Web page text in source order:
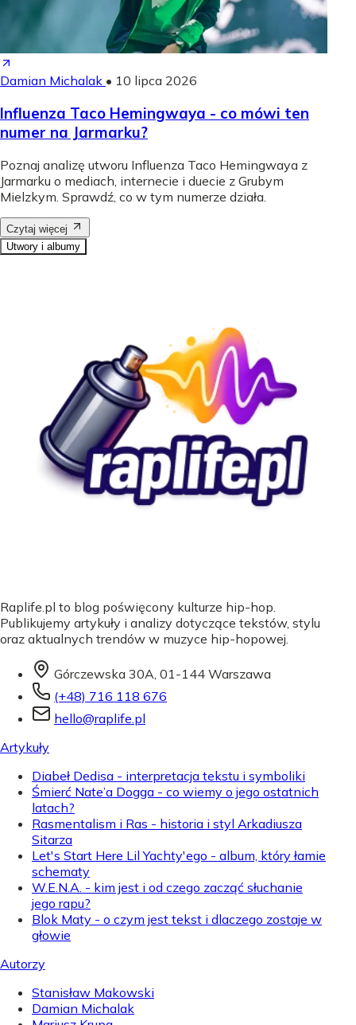
Damian Michalak • 10 lipca 2026
Influenza Taco Hemingwaya - co mówi ten
numer na Jarmarku?
Poznaj analizę utworu Influenza Taco Hemingwaya z
Jarmarku o mediach, internecie i duecie z Grubym
Mielzkym. Sprawdź, co w tym numerze działa.
Czytaj więcej
Utwory i albumy
Raplife.pl to blog poświęcony kulturze hip-hop.
Publikujemy artykuły i analizy dotyczące tekstów, stylu
oraz aktualnych trendów w muzyce hip-hopowej.
Górczewska 30A, 01-144 Warszawa
(+48) 716 118 676
hello@raplife.pl
Artykuły
Diabeł Dedisa - interpretacja tekstu i symboliki
Śmierć Nate’a Dogga - co wiemy o jego ostatnich
latach?
Rasmentalism i Ras - historia i styl Arkadiusza
Sitarza
Let's Start Here Lil Yachty'ego - album, który łamie
schematy
W.E.N.A. - kim jest i od czego zacząć słuchanie
jego rapu?
Blok Maty - o czym jest tekst i dlaczego zostaje w
głowie
Autorzy
Stanisław Makowski
Damian Michalak